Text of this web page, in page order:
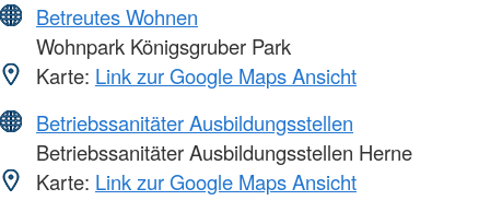
Betreutes Wohnen
Wohnpark Königsgruber Park
Karte: Link zur Google Maps Ansicht
Betriebssanitäter Ausbildungsstellen
Betriebssanitäter Ausbildungsstellen Herne
Karte: Link zur Google Maps Ansicht